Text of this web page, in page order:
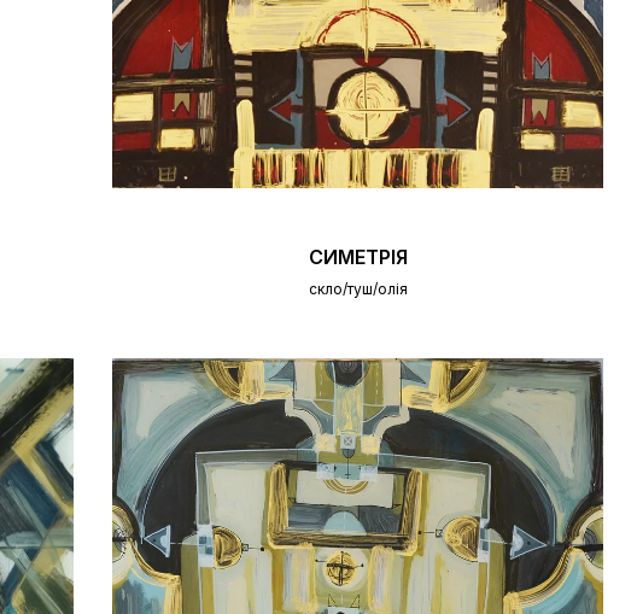
СИМЕТРІЯ
скло/туш/олія